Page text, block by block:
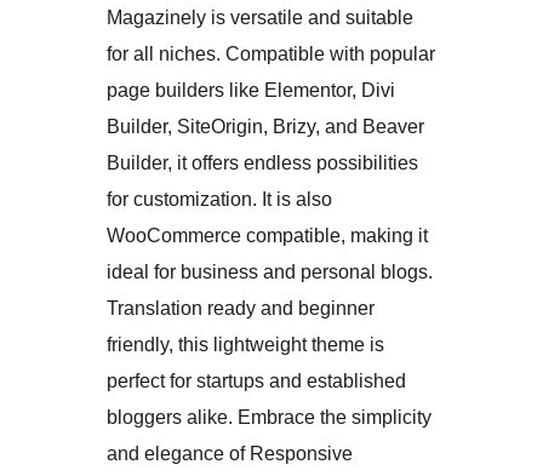
Magazinely is versatile and suitable
for all niches. Compatible with popular
page builders like Elementor, Divi
Builder, SiteOrigin, Brizy, and Beaver
Builder, it offers endless possibilities
for customization. It is also
WooCommerce compatible, making it
ideal for business and personal blogs.
Translation ready and beginner
friendly, this lightweight theme is
perfect for startups and established
bloggers alike. Embrace the simplicity
and elegance of Responsive